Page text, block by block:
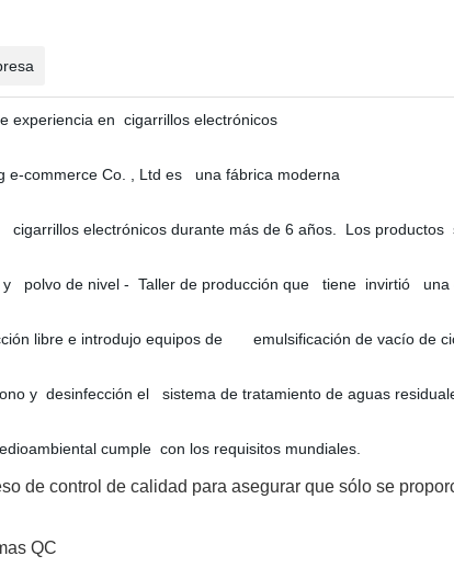
experiencia en cigarrillos electrónicos
e-commerce Co. , Ltd es una fábrica moderna
cigarrillos electrónicos durante más de 6 años. Los
y polvo de nivel - Taller de producción que tiene invirtió
libre e introdujo equipos de emulsificación de vacío de
y desinfección el sistema de tratamiento de aguas
cumple con los requisitos mundiales.
de control de calidad para asegurar que sólo se
QC